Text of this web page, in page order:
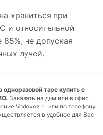
храниться при
и относительной
не допуская
лучей.
таре купить с
Заказать на дом или в офис
Vodovoz.ru или по телефону.
в удобное для Вас